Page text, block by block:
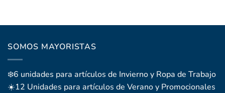
SOMOS MAYORISTAS
❄️6 unidades para artículos de Invierno y Ropa de Trabajo
☀️12 Unidades para artículos de Verano y Promocionales